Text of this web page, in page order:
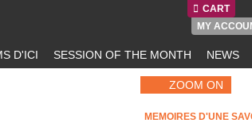
CART
MY
D'ICI SESSION OF THE MONTH NEWS
ZOOM ON
MEMOIRES D'UNE